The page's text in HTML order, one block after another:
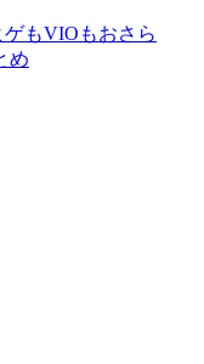
ゲもVIOもおさら
め